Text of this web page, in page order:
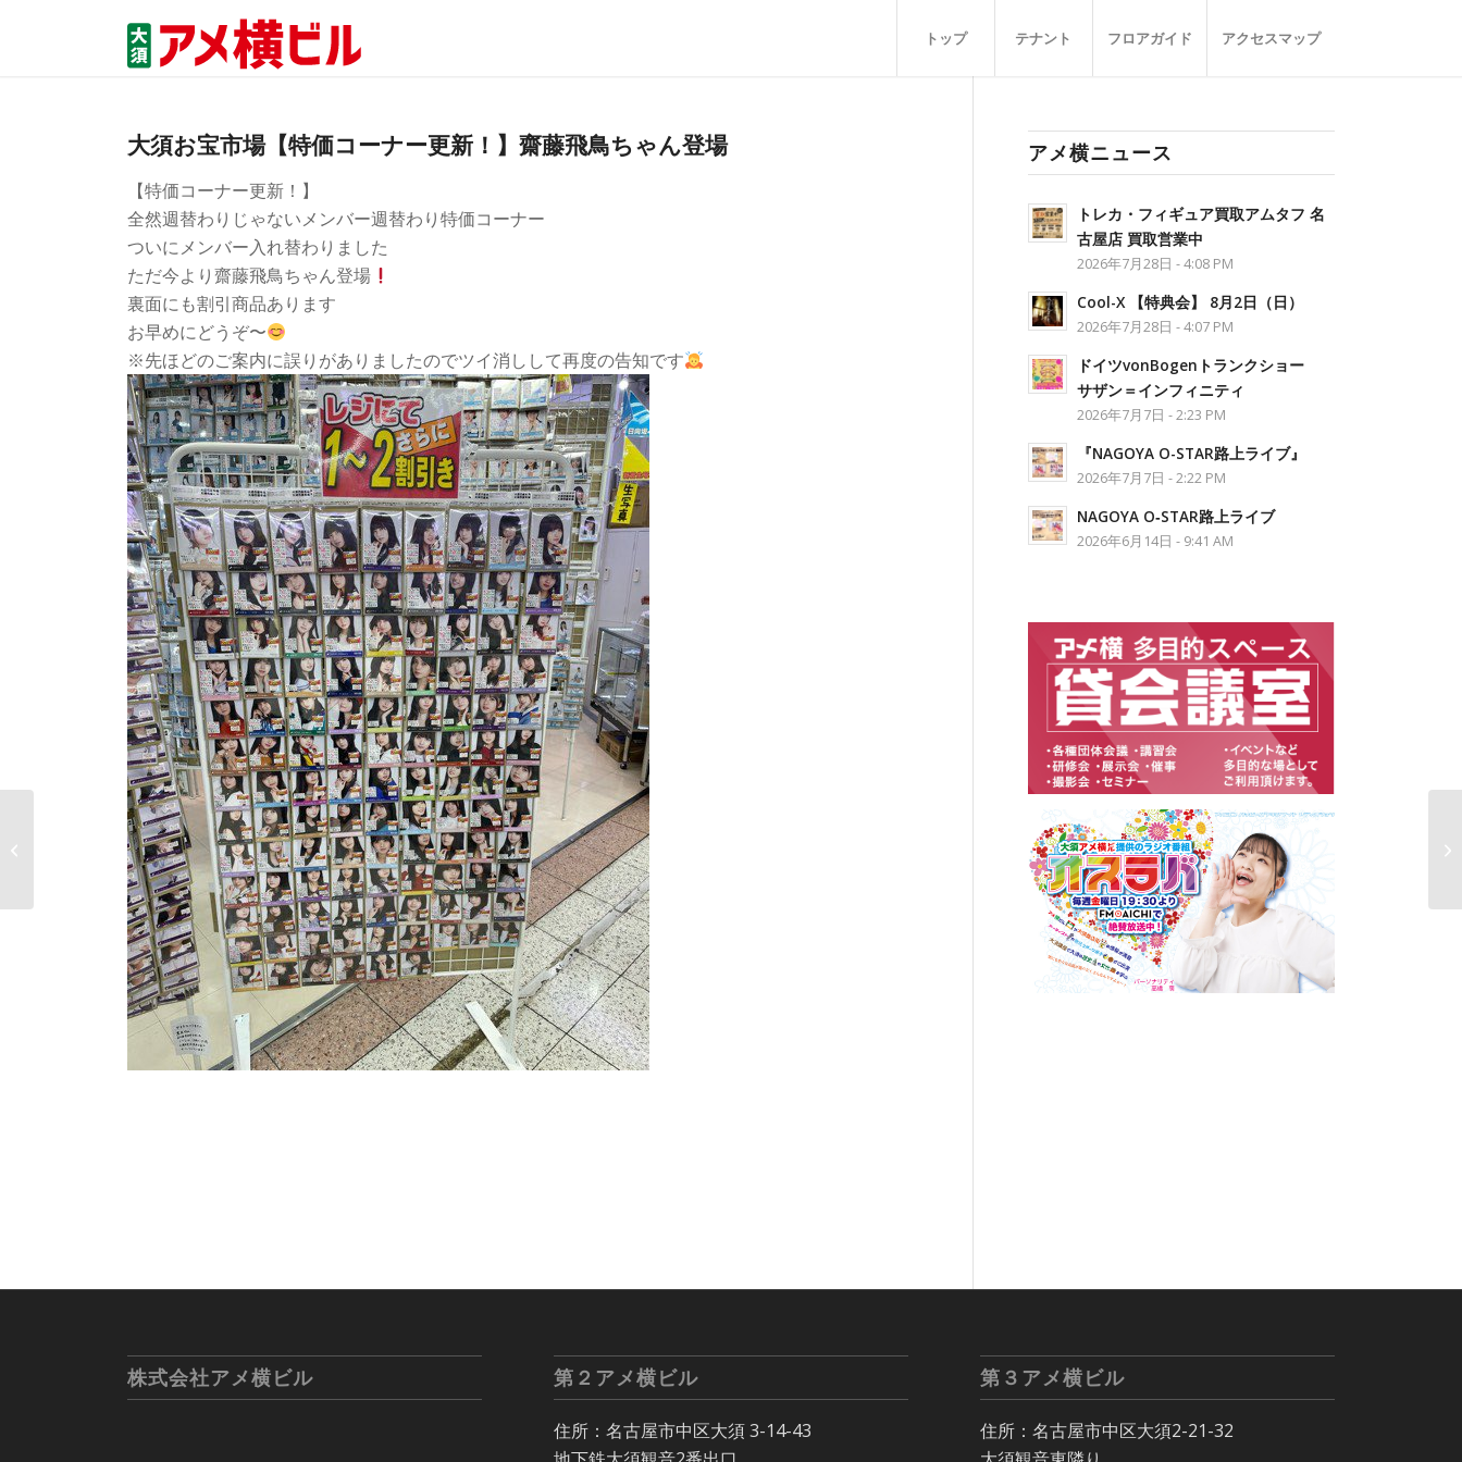
トップ テナント フロアガイド アクセスマップ
大須お宝市場【特価コーナー更新！】齋藤飛鳥ちゃん登場
【特価コーナー更新！】
全然週替わりじゃないメンバー週替わり特価コーナー
ついにメンバー入れ替わりました
ただ今より齋藤飛鳥ちゃん登場
裏面にも割引商品あります
お早めにどうぞ〜
※先ほどのご案内に誤りがありましたのでツイ消しして再度の告知です
アメ横ニュース
トレカ・フィギュア買取アムタフ 名
古屋店 買取営業中
2026年7月28日 - 4:08 PM
Cool-X 【特典会】 8月2日（日）
2026年7月28日 - 4:07 PM
ドイツvonBogenトランクショー
サザン＝インフィニティ
2026年7月7日 - 2:23 PM
『NAGOYA O-STAR路上ライブ』
2026年7月7日 - 2:22 PM
NAGOYA O‐STAR路上ライブ
2026年6月14日 - 9:41 AM
株式会社アメ横ビル 第２アメ横ビル
住所：名古屋市中区大須 3-14-43
第３アメ横ビル
住所：名古屋市中区大須2-21-32
トレカプラザ55大須ア
メ横店・VSTARユニバ